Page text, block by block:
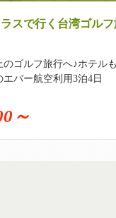
スで行く台湾ゴル
のゴルフ旅行へ♪ホテル
エバー航空利用3泊4日
～